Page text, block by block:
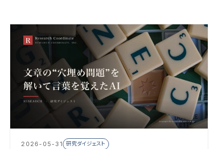
2026-05-31 研究ダイジェスト